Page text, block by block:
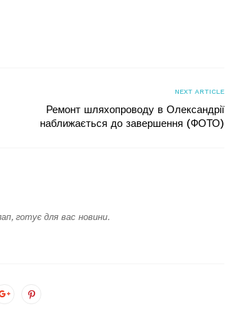
NEXT ARTICLE
Ремонт шляхопроводу в Олександрії
наближається до завершення (ФОТО)
готує для вас новини.